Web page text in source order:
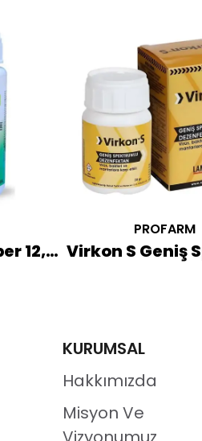
Profarm Procyper 12,5 EC Bit Pire Kene İçin Konsantre 100 ML
PROFARM
KURUMSAL
Hakkımızda
Misyon Ve